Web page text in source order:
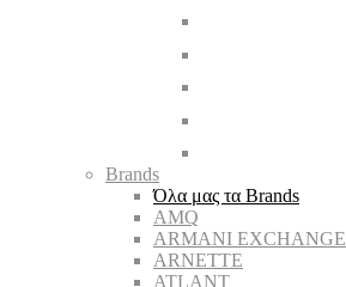
Brands
Όλα μας τα Brands
AMQ
ARMANI EXCHANGE
ARNETTE
ATLANT